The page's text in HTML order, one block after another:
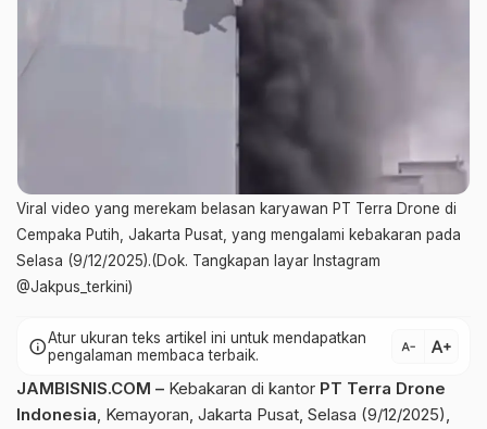
Viral video yang merekam belasan karyawan PT Terra Drone di
Cempaka Putih, Jakarta Pusat, yang mengalami kebakaran pada
Selasa (9/12/2025).(Dok. Tangkapan layar Instagram
@Jakpus_terkini)
infoAtur ukuran teks artikel ini untuk mendapatkan
pengalaman membaca terbaik.
text_decrease text_increase
JAMBISNIS.COM – Kebakaran di kantor PT Terra Drone
Indonesia, Kemayoran, Jakarta Pusat, Selasa (9/12/2025),